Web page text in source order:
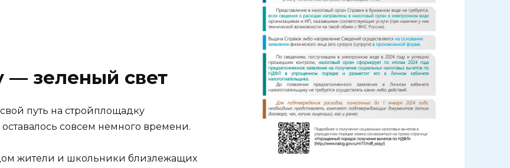
— зеленый свет
путь на стройплощадку
совсем немного времени.
жители и школьники близлежащих